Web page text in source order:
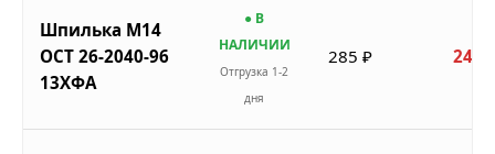
Шпилька М14
ОСТ 26-2040-96
13ХФА
● В
НАЛИЧИИ
Отгрузка 1-2
дня
285 ₽ 242